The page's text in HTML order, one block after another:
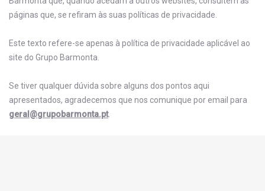
páginas que, se refiram às suas políticas de privacidade.
Este texto refere-se apenas à política de privacidade aplicável ao
site do Grupo Barmonta.
Se tiver qualquer dúvida sobre alguns dos pontos aqui
apresentados, agradecemos que nos comunique por email para
geral@grupobarmonta.pt.